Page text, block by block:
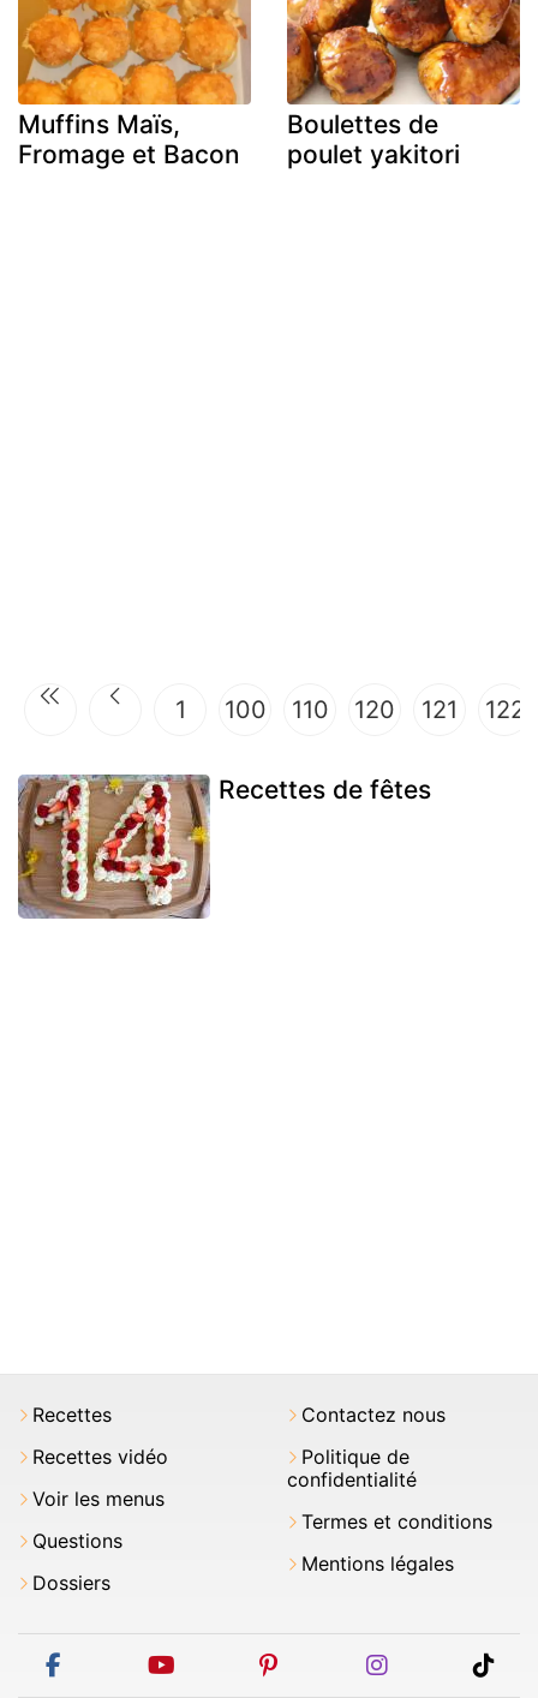
Muffins Maïs,
Fromage et Bacon
Boulettes de
poulet yakitori
1 100 110 120 121 122
Recettes de fêtes
Recettes
Recettes vidéo
Voir les menus
Questions
Dossiers
Contactez nous
Politique de
confidentialité
Termes et conditions
Mentions légales
facebook youtube pinterest instagram